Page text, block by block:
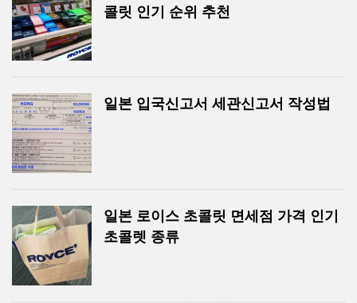
콜릿 인기 순위 추천
일본 입국신고서 세관신고서 작성법
일본 로이스 초콜릿 면세점 가격 인기
초콜렛 종류